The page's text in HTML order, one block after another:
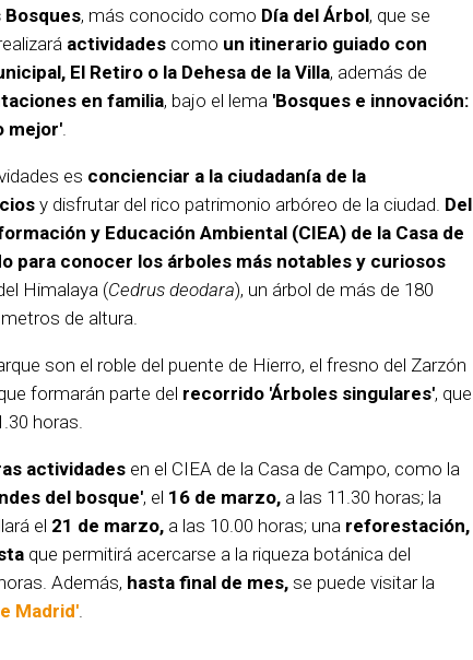
Bosques, más conocido como Día del Árbol, que se
actividades como un itinerario guiado con
El Retiro o la Dehesa de la Villa, además de
en familia, bajo el lema 'Bosques e innovación:
mejor'.
es concienciar a la ciudadanía de la
y disfrutar del rico patrimonio arbóreo de la ciudad. Del
y Educación Ambiental (CIEA) de la Casa de
para conocer los árboles más notables y curiosos
Himalaya (Cedrus deodara), un árbol de más de 180
de altura.
son el roble del puente de Hierro, el fresno del Zarzón
formarán parte del recorrido 'Árboles singulares', que
horas.
actividades en el CIEA de la Casa de Campo, como la
del bosque', el 16 de marzo, a las 11.30 horas; la
el 21 de marzo, a las 10.00 horas; una reforestación,
que permitirá acercarse a la riqueza botánica del
Además, hasta final de mes, se puede visitar la
Madrid'.